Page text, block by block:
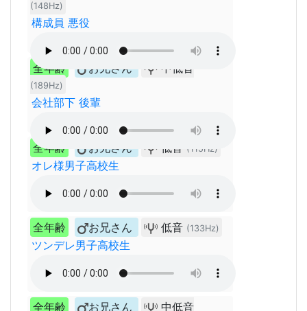
(148Hz)
構成員 悪役
全年齢 お兄さん 中低音
(189Hz)
会社部下 後輩
全年齢 お兄さん 低音 (115Hz)
オレ様男子高校生
全年齢 お兄さん 低音 (133Hz)
ツンデレ男子高校生
全年齢 お兄さん 中低音